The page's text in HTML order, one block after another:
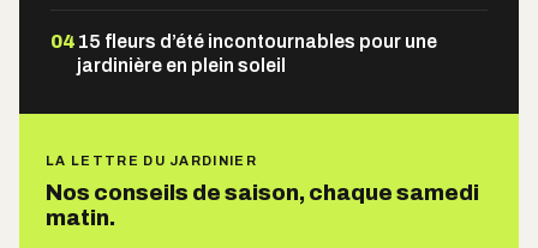
04 15 fleurs d’été incontournables pour une
jardinière en plein soleil
LA LETTRE DU JARDINIER
Nos conseils de saison, chaque samedi
matin.